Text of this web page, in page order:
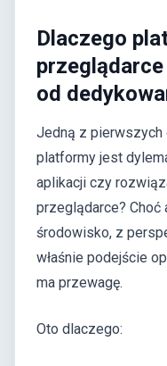
Dlaczego
od
Jedną z
platformy jest
aplikacji czy
przeglądarce? Choć
środowisko, z
właśnie podejście
ma przewagę.
Oto dlaczego: